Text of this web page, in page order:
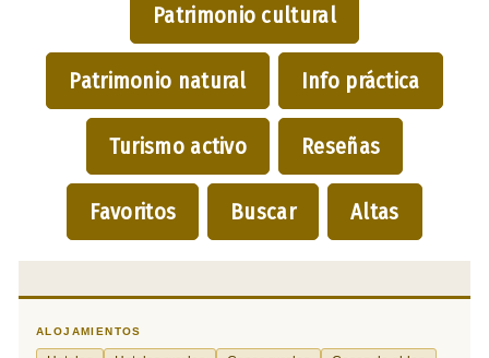
Patrimonio cultural
Patrimonio natural Info práctica
Turismo activo Reseñas
Favoritos Buscar Altas